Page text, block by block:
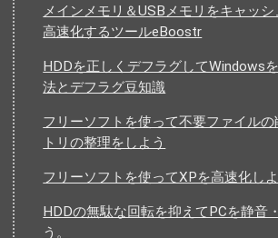
メインメモリ＆USBメモリをキャッ
高速化するツールeBoostr
HDDを正しくデフラグしてWindows
法とデフラグ豆知識
フリーソフトを使って不要ファイルの
トリの整理をしよう
フリーソフトを使ってXPを高速化し
HDDの無駄な回転を抑えてPCを静音
う。